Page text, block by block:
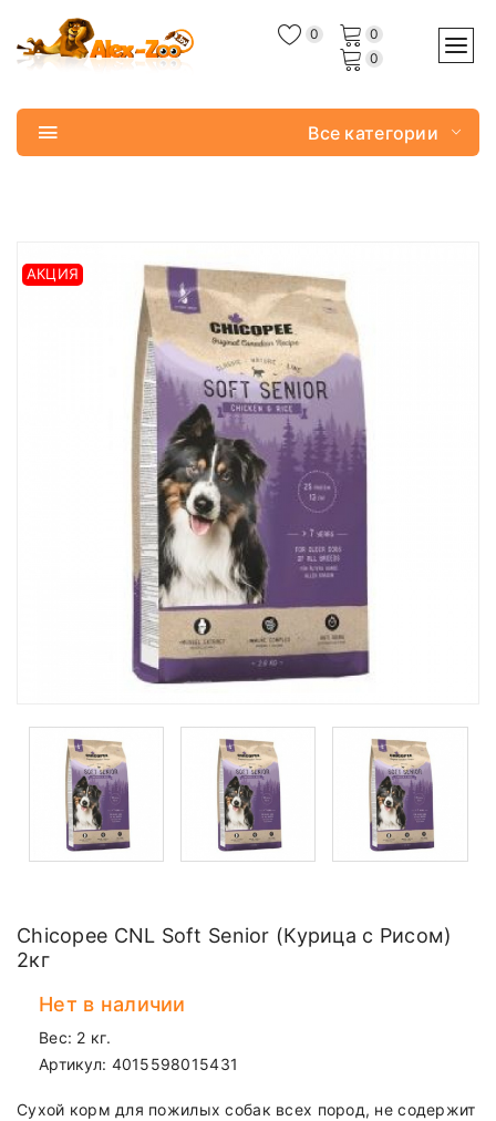
0
0
0
Все категории
АКЦИЯ
Chicopee CNL Soft Senior (Курица с Рисом)
2кг
Нет в наличии
Вес: 2 кг.
Артикул: 4015598015431
Сухой корм для пожилых собак всех пород, не содержит